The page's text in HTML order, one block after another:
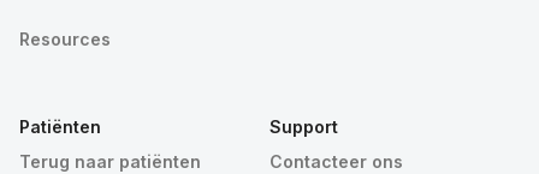
Resources
Patiënten
Terug naar patiënten
Support
Contacteer ons